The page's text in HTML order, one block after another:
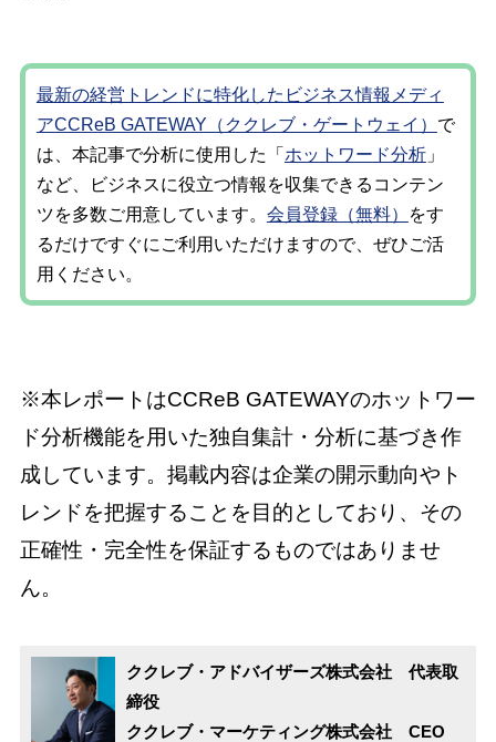
最新の経営トレンドに特化したビジネス情報メディ
アCCReB GATEWAY（ククレブ・ゲートウェイ） で
は、本記事で分析に使用した「 ホットワード分析」
など、ビジネスに役立つ情報を収集できるコンテン
ツを多数ご用意しています。 会員登録（無料）
をす
るだけですぐにご利用いただけますので、ぜひご活
用ください。
※本レポートはCCReB GATEWAYのホットワー
ド分析機能を用いた独自集計・分析に基づき作
成しています。掲載内容は企業の開示動向やト
レンドを把握することを目的としており、その
正確性・完全性を保証するものではありませ
ん。
ククレブ・アドバイザーズ株式会社 代表取
締役
ククレブ・マーケティング株式会社 CEO